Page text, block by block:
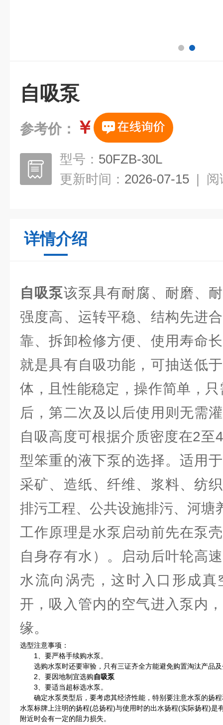
自吸泵
参考价： ￥
型号： 50FZB-30L
更新时间： 2026-07-15 | 阅
详情介绍
自吸泵该泵具有耐腐、耐磨、
强度高、运转平稳、结构先进
靠、拆卸检修方便、使用寿命
就是具有自吸功能，可抽送低
体，且性能稳定，操作简单，
后，第二次及以后使用则无需
自吸高度可根据介质密度在2至
型笨重的液下泵的选择。适用
采矿、造纸、纤维、浆料、纺
排污工程、公共设施排污、河塘
工作原理是水泵启动前先在泵
自身存有水）。启动后叶轮高
水流向涡壳，这时入口形成
开，吸入管内的空气进入泵内
缘。
选型注意事项：
1、要严格手续购水泵。
选购水泵时还要审验，只有三证齐全方能避免购置淘汰产品及
2、要因地制宜选购自吸泵
3、要适当超标选水泵。
确定水泵类型后，要考虑其经济性能，特别要注意水泵的扬程
水泵标牌上注明的扬程(总扬程)与使用时的出水扬程(实际扬程)是
附近时会有一定的阻力损失。